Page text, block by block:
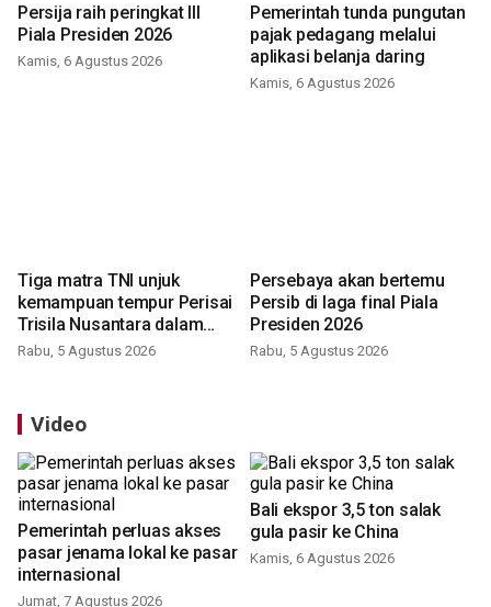
Persija raih peringkat III
Piala Presiden 2026
Kamis, 6 Agustus 2026
Pemerintah tunda pungutan
pajak pedagang melalui
aplikasi belanja daring
Kamis, 6 Agustus 2026
Tiga matra TNI unjuk
kemampuan tempur Perisai
Trisila Nusantara dalam
latihan di Kepri
Rabu, 5 Agustus 2026
Persebaya akan bertemu
Persib di laga final Piala
Presiden 2026
Rabu, 5 Agustus 2026
Video
Pemerintah perluas akses
pasar jenama lokal ke pasar
internasional
Jumat, 7 Agustus 2026
Bali ekspor 3,5 ton salak
gula pasir ke China
Kamis, 6 Agustus 2026